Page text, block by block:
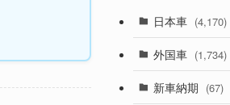
日本車 (4,170)
(1,320)
(329)
外国車 (1,734)
新車納期 (67)